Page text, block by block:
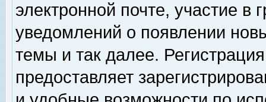
электронной почте, участие в
уведомлений о появлении
темы и так далее.
предоставляет